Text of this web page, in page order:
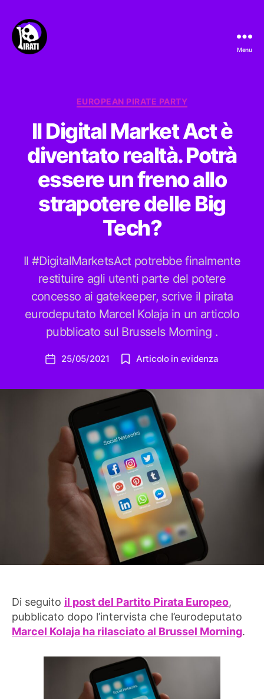
Menu
Categorie
EUROPEAN PIRATE PARTY
Il Digital Market Act è
diventato realtà. Potrà
essere un freno allo
strapotere delle Big
Tech?
Il #DigitalMarketsAct potrebbe finalmente
restituire agli utenti parte del potere
concesso ai gatekeeper, scrive il pirata
eurodeputato Marcel Kolaja in un articolo
pubblicato sul Brussels Morning .
Data25/05/2021 Articolo in evidenza
Di seguito il post del Partito Pirata Europeo,
pubblicato dopo l’intervista che l’eurodeputato
Marcel Kolaja ha rilasciato al Brussel Morning.